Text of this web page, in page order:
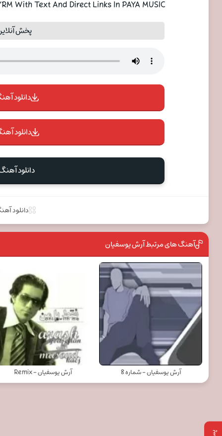
With Text And Direct Links In PAYA MUSIC
پخش
دانلود
دانلود
دانلود
دانلود
آهنگ های مرتبط آرش یوسفیان
آرش یوسفیان - شماره 8 آرش یوسفیان - Remix